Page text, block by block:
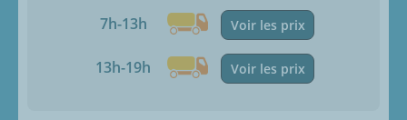
7h-13h Voir les prix
13h-19h Voir les prix